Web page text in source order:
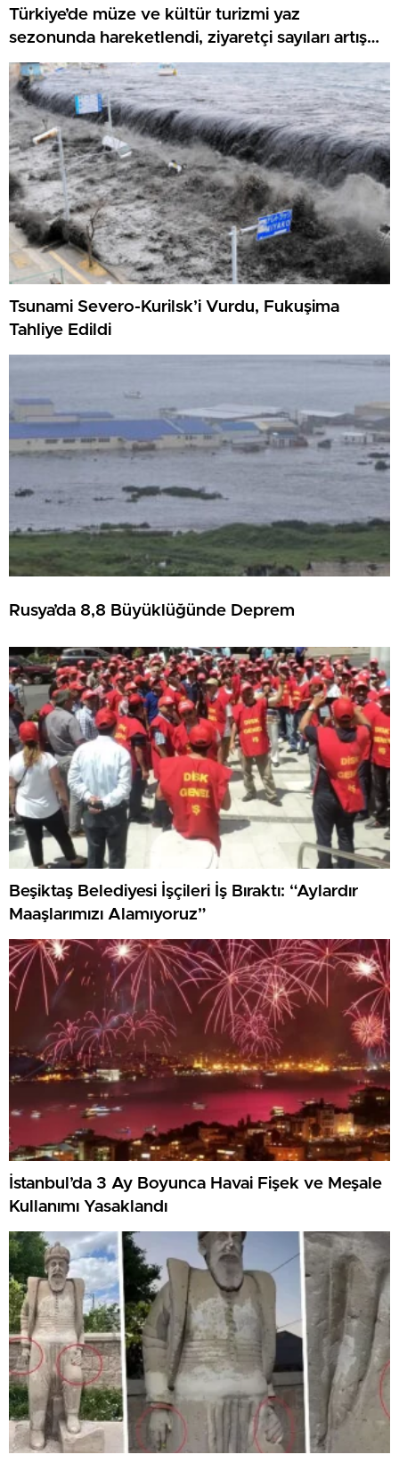
Türkiye’de müze ve kültür turizmi yaz
sezonunda hareketlendi, ziyaretçi sayıları artış
gösteriyor
Tsunami Severo-Kurilsk’i Vurdu, Fukuşima
Tahliye Edildi
Rusya’da 8,8 Büyüklüğünde Deprem
Beşiktaş Belediyesi İşçileri İş Bıraktı: “Aylardır
Maaşlarımızı Alamıyoruz”
İstanbul’da 3 Ay Boyunca Havai Fişek ve Meşale
Kullanımı Yasaklandı